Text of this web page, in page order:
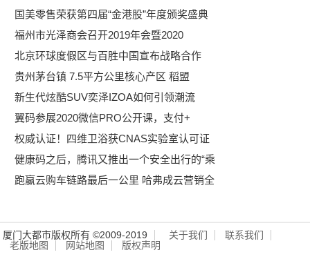
国美零售荣获第四届“金港股”年度颁奖盛典
福州市光泽商会召开2019年会暨2020
北京环球度假区与百胜中国宣布战略合作
贵州茅台镇 7.5平方公里核心产区 稻盟
新生代炫酷SUV奕泽IZOA如何引领潮流
翼码参展2020微信PRO公开课，支付+
权威认证！四维卫浴获CNAS实验室认可证
健康码之后，腾讯又推出一个安全出行的“乘
跑赢云购车链路最后一公里 哈弗成云营销全
厦门大都市版权所有 ©2009-2019 关于我们
联系我们
老版地图
网站地图 版权声明